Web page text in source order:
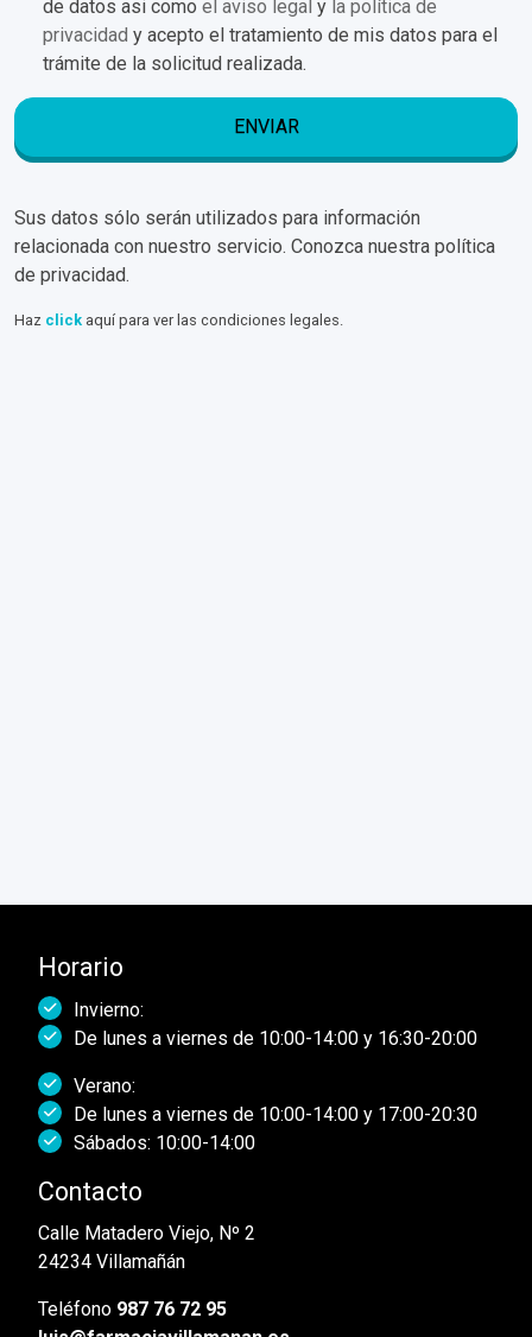
de datos asi como el aviso legal y la política de
privacidad y acepto el tratamiento de mis datos para el
trámite de la solicitud realizada.
ENVIAR
Sus datos sólo serán utilizados para información
relacionada con nuestro servicio. Conozca nuestra política
de privacidad.
Haz click aquí para ver las condiciones legales.
Horario
Invierno:
De lunes a viernes de 10:00-14:00 y 16:30-20:00
Verano:
De lunes a viernes de 10:00-14:00 y 17:00-20:30
Sábados: 10:00-14:00
Contacto
Calle Matadero Viejo, Nº 2
24234 Villamañán
Teléfono 987 76 72 95